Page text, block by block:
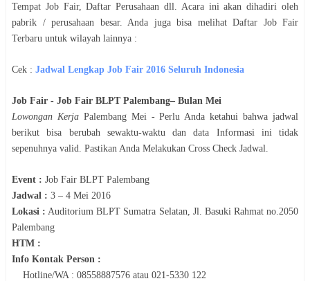
Tempat Job Fair, Daftar Perusahaan dll. Acara ini akan dihadiri oleh
pabrik / perusahaan besar. Anda juga bisa melihat Daftar Job Fair
Terbaru untuk wilayah lainnya :
Cek : Jadwal Lengkap Job Fair 2016 Seluruh Indonesia
Job Fair - Job Fair ​BLPT Palembang​– Bulan Mei
Lowongan Kerja Palembang Mei - Perlu Anda ketahui bahwa jadwal
berikut bisa berubah sewaktu-waktu dan data Informasi ini tidak
sepenuhnya valid. Pastikan Anda Melakukan Cross Check Jadwal.
Event : Job Fair ​BLPT Palembang​
Jadwal : 3 – 4 Mei 2016
Lokasi : Auditorium BLPT Sumatra Selatan, Jl. Basuki Rahmat no.2050
Palembang
HTM :
Info Kontak Person :
Hotline​/WA​ : 08558887576 atau 021-5330 122 ​